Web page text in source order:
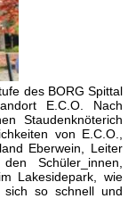
des BORG Spittal
E.C.O. Nach
Staudenknöterich
von E.C.O.,
Eberwein, Leiter
Schüler_innen,
Lakesidepark, wie
so schnell und